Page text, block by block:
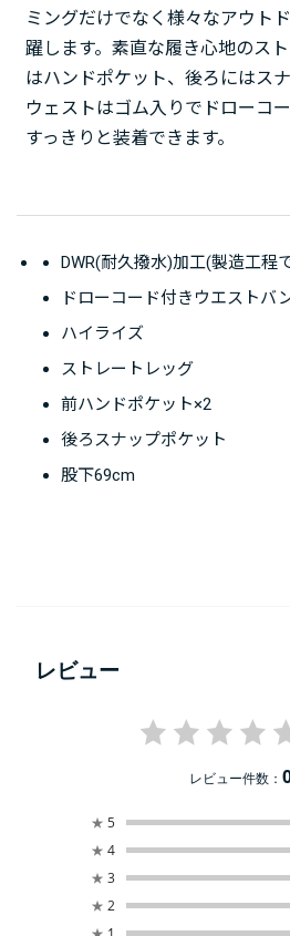
ミングだけでなく様々なアウト
躍します。素直な履き心地のス
はハンドポケット、後ろにはス
ウェストはゴム入りでドローコ
すっきりと装着できます。
DWR(耐久撥水)加工(製造工程
ドローコード付きウエストバ
ハイライズ
ストレートレッグ
前ハンドポケット×2
後ろスナップポケット
股下69cm
レビュー
レビュー件数：
★ 5
★ 4
★ 3
★ 2